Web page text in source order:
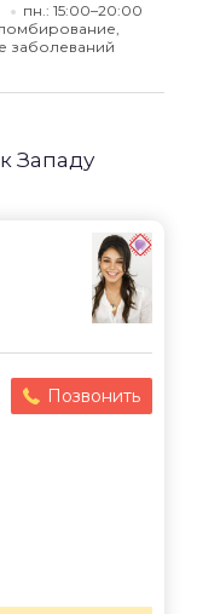
пн.: 15:00–20:00
заболеваний
Западу
Позвонить